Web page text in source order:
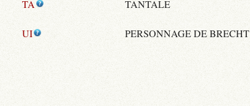
TA TANTALE
UI PERSONNAGE DE BRECHT